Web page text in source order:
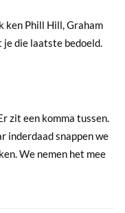
ken Phill Hill, Graham
je die laatste bedoeld.
zit een komma tussen.
inderdaad snappen we
We nemen het mee